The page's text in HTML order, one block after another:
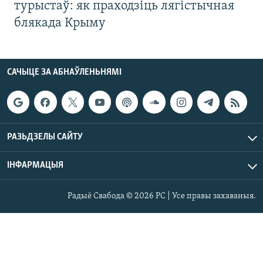
турыстаў: як праходзіць лягістычная
блякада Крыму
САЧЫЦЕ ЗА АБНАЎЛЕНЬНЯМІ
РАЗЬДЗЕЛЫ САЙТУ
ІНФАРМАЦЫЯ
Радыё Свабода © 2026 РС | Усе правы захаваныя.